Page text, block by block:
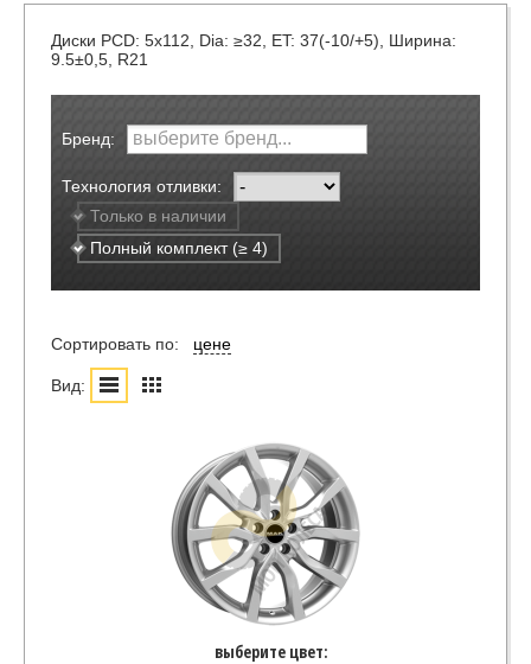
Диски PCD: 5x112, Dia: ≥32, ET: 37(-10/+5), Ширина:
9.5±0,5, R21
Бренд:
Технология отливки:
Только в наличии
Полный комплект (≥ 4)
Сортировать по: цене
Вид:
выберите цвет: